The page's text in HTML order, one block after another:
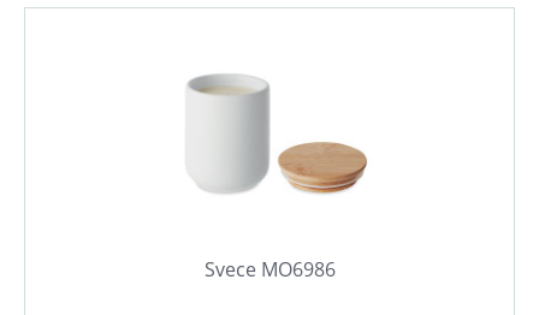
Svece MO6986